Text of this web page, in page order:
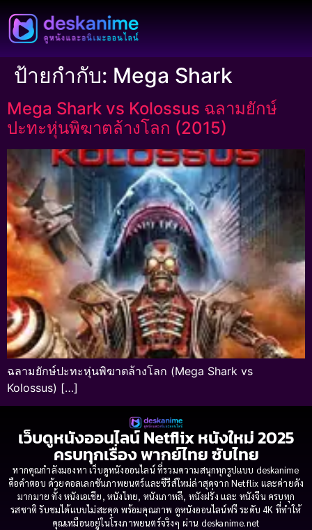
ป้ายกำกับ: Mega Shark
Mega Shark vs Kolossus ฉลามยักษ์
ปะทะหุ่นพิฆาตล้างโลก (2015)
ฉลามยักษ์ปะทะหุ่นพิฆาตล้างโลก (Mega Shark vs
Kolossus) […]
เว็บดูหนังออนไลน์ Netflix หนังใหม่ 2025
ครบทุกเรื่อง พากย์ไทย ซับไทย
หากคุณกำลังมองหา เว็บดูหนังออนไลน์ ที่รวมความสนุกทุกรูปแบบ deskanime
คือคำตอบ ด้วยคอลเลกชันภาพยนตร์และซีรีส์ใหม่ล่าสุดจาก Netflix และค่ายดัง
มากมาย ทั้ง หนังเอเชีย, หนังไทย, หนังเกาหลี, หนังฝรั่ง และ หนังจีน ครบทุก
รสชาติ รับชมได้แบบไม่สะดุด พร้อมคุณภาพ ดูหนังออนไลน์ฟรี ระดับ 4K ที่ทำให้
คุณเหมือนอยู่ในโรงภาพยนตร์จริงๆ ผ่าน deskanime.net